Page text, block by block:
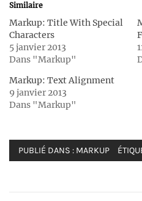
Similaire
Markup: Title With Special
Characters
5 janvier 2013
Dans "Markup"
Markup: Text Alignment
9 janvier 2013
Dans "Markup"
PUBLIÉ DANS : MARKUP